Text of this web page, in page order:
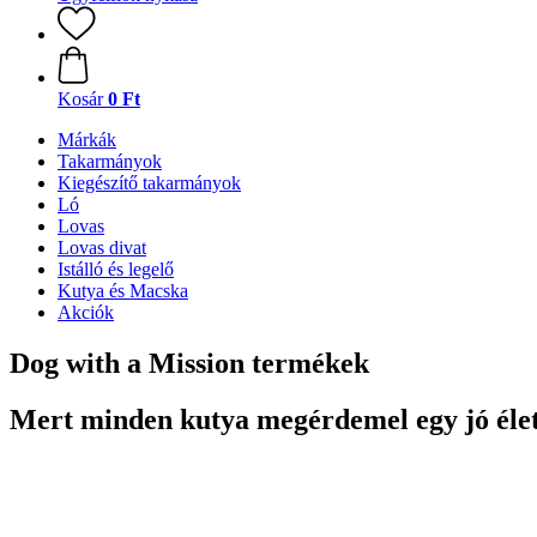
Kosár 0 Ft
Márkák
Takarmányok
Kiegészítő takarmányok
Ló
Lovas
Lovas divat
Istálló és legelő
Kutya és Macska
Akciók
Dog with a Mission termékek
Mert minden kutya megérdemel egy jó